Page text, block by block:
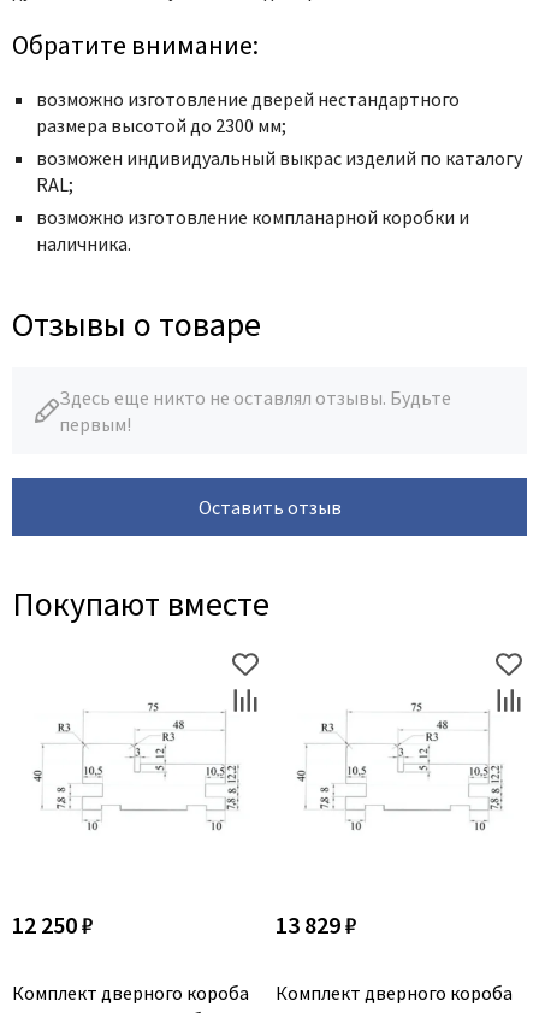
Обратите внимание:
возможно изготовление дверей нестандартного
размера высотой до 2300 мм;
возможен индивидуальный выкрас изделий по каталогу
RAL;
возможно изготовление компланарной коробки и
наличника.
Отзывы о товаре
Здесь еще никто не оставлял отзывы. Будьте
первым!
Оставить отзыв
Покупают вместе
12 250 ₽
Комплект дверного короба
13 829 ₽
Комплект дверного короба